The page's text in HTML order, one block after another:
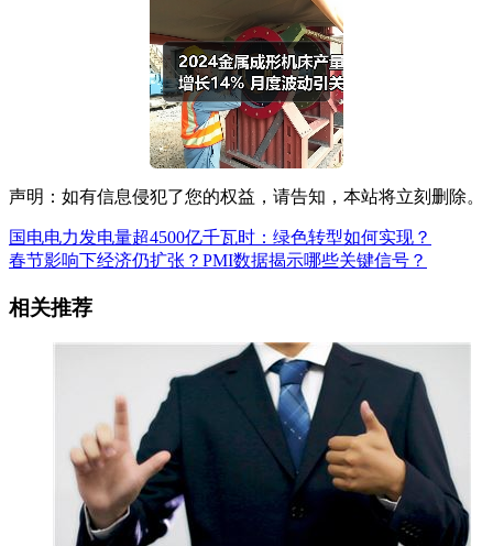
声明：如有信息侵犯了您的权益，请告知，本站将立刻删除。
国电电力发电量超4500亿千瓦时：绿色转型如何实现？
春节影响下经济仍扩张？PMI数据揭示哪些关键信号？
相关推荐